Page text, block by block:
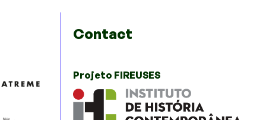
Contact
Projeto FIREUSES